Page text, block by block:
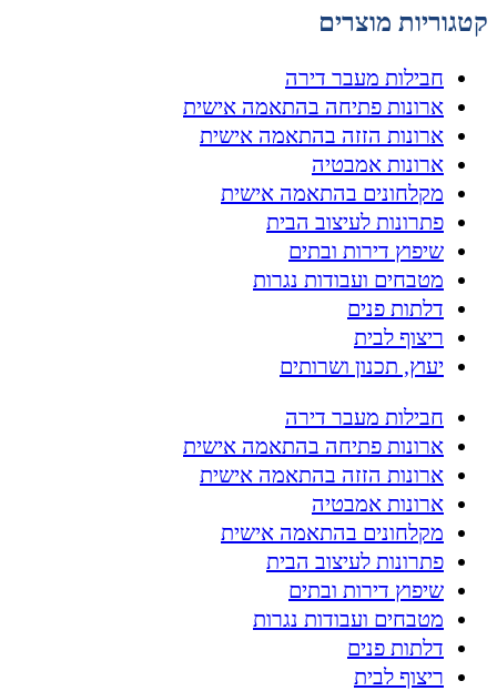
קטגוריות מוצרים
חבילות מעבר דירה
ארונות פתיחה בהתאמה אישית
ארונות הזזה בהתאמה אישית
ארונות אמבטיה
מקלחונים בהתאמה אישית
פתרונות לעיצוב הבית
שיפוץ דירות ובתים
מטבחים ועבודות נגרות
דלתות פנים
ריצוף לבית
יעוץ, תכנון ושרותים
חבילות מעבר דירה
ארונות פתיחה בהתאמה אישית
ארונות הזזה בהתאמה אישית
ארונות אמבטיה
מקלחונים בהתאמה אישית
פתרונות לעיצוב הבית
שיפוץ דירות ובתים
מטבחים ועבודות נגרות
דלתות פנים
ריצוף לבית